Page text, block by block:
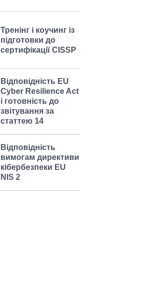
Тренінг і коучинг із
підготовки до
сертифікації CISSP
Відповідність EU
Cyber Resilience Act
і готовність до
звітування за
статтею 14
Відповідність
вимогам директиви
кібербезпеки EU
NIS 2